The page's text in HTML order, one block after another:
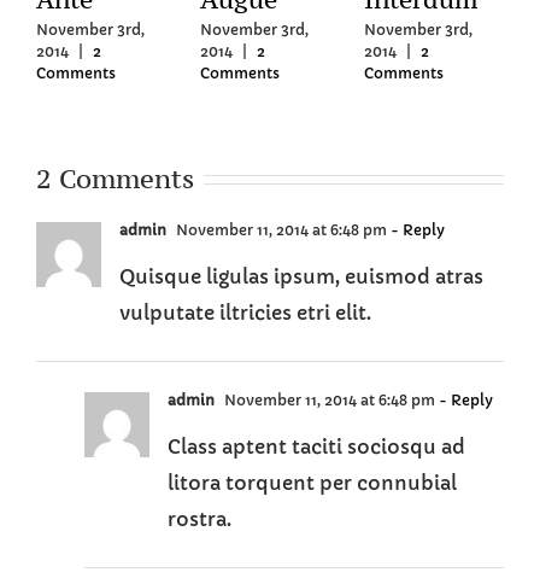
November 3rd,
2014
2
Comments
November 3rd,
2014
2
Comments
November 3rd,
2014
2
Comments
2 Comments
admin November 11, 2014 at 6:48 pm - Reply
Quisque ligulas ipsum, euismod atras
vulputate iltricies etri elit.
admin November 11, 2014 at 6:48 pm - Reply
Class aptent taciti sociosqu ad
litora torquent per connubial
rostra.